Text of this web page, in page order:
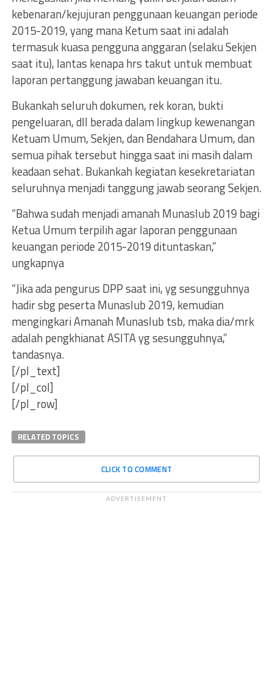
kebenaran/kejujuran penggunaan keuangan periode
2015-2019, yang mana Ketum saat ini adalah
termasuk kuasa pengguna anggaran (selaku Sekjen
saat itu), lantas kenapa hrs takut untuk membuat
laporan pertanggung jawaban keuangan itu.
Bukankah seluruh dokumen, rek koran, bukti
pengeluaran, dll berada dalam lingkup kewenangan
Ketuam Umum, Sekjen, dan Bendahara Umum, dan
semua pihak tersebut hingga saat ini masih dalam
keadaan sehat. Bukankah kegiatan kesekretariatan
seluruhnya menjadi tanggung jawab seorang Sekjen.
“Bahwa sudah menjadi amanah Munaslub 2019 bagi
Ketua Umum terpilih agar laporan penggunaan
keuangan periode 2015-2019 dituntaskan,”
ungkapnya
“Jika ada pengurus DPP saat ini, yg sesungguhnya
hadir sbg peserta Munaslub 2019, kemudian
mengingkari Amanah Munaslub tsb, maka dia/mrk
adalah pengkhianat ASITA yg sesungguhnya,”
tandasnya.
[/pl_text]
[/pl_col]
[/pl_row]
RELATED TOPICS
CLICK TO COMMENT
ADVERTISEMENT